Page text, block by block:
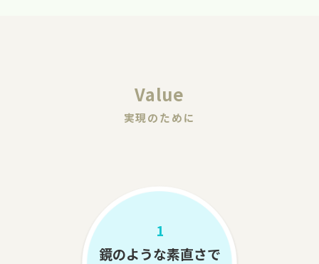
Value
実現のために
1
鏡のような素直さで